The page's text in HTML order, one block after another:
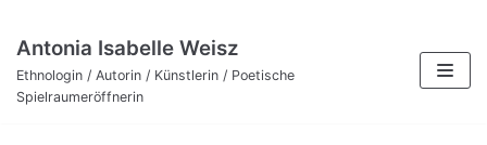
Inhalt
Antonia Isabelle Weisz
Ethnologin / Autorin / Künstlerin / Poetische
Spielraumeröffnerin